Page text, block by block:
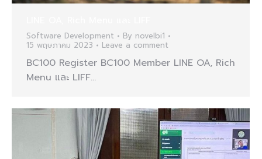
Software Development By novelbi1
15 พฤษภาคม 2023
Leave a comment
BC100 Register BC100 Member LINE OA, Rich
Menu และ LIFF…